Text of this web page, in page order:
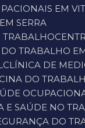
EM
SERRA
TRABALHO
DO TRABALHO
CLÍNICA DE
DO
E SAÚDE NO
DO